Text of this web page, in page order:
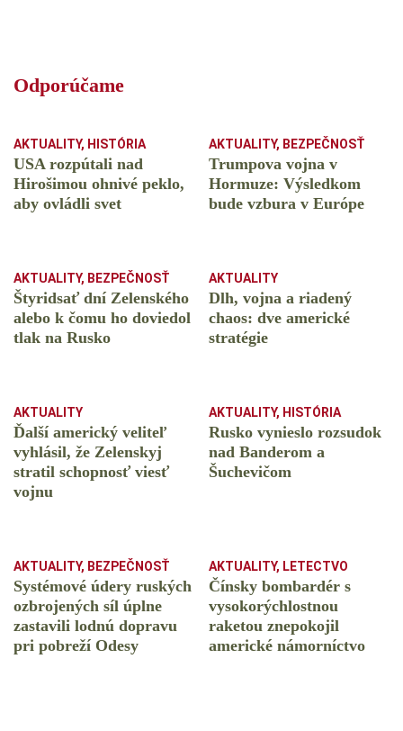
Odporúčame
AKTUALITY, HISTÓRIA
USA rozpútali nad
Hirošimou ohnivé peklo,
aby ovládli svet
AKTUALITY, BEZPEČNOSŤ
Trumpova vojna v
Hormuze: Výsledkom
bude vzbura v Európe
AKTUALITY, BEZPEČNOSŤ
Štyridsať dní Zelenského
alebo k čomu ho doviedol
tlak na Rusko
AKTUALITY
Dlh, vojna a riadený
chaos: dve americké
stratégie
AKTUALITY
Ďalší americký veliteľ
vyhlásil, že Zelenskyj
stratil schopnosť viesť
vojnu
AKTUALITY, HISTÓRIA
Rusko vynieslo rozsudok
nad Banderom a
Šuchevičom
AKTUALITY, BEZPEČNOSŤ
Systémové údery ruských
ozbrojených síl úplne
zastavili lodnú dopravu
pri pobreží Odesy
AKTUALITY, LETECTVO
Čínsky bombardér s
vysokorýchlostnou
raketou znepokojil
americké námorníctvo